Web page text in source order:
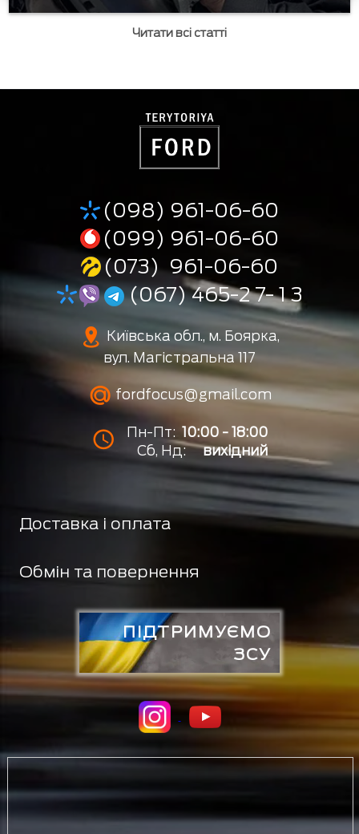
Читати всі статті
(098) 961-06-60
(099) 961-06-60
(073) 961-06-60
(067) 465-2 7- 1 3
Київська обл., м. Боярка,
вул. Магістральна 117
fordfocus@gmail.com
Пн-Пт: 10:00 - 18:00
Сб, Нд:
вихідний
Доставка і оплата
Обмін та повернення
ПІДТРИМУЄМО
ЗСУ